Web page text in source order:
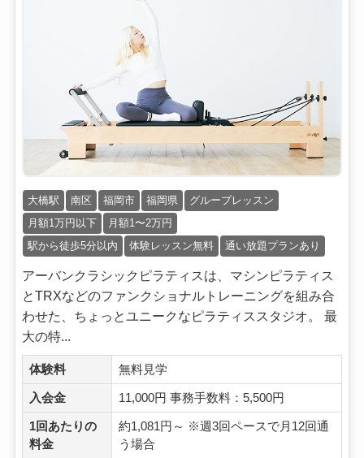
大橋駅 南区 福岡市 福岡県
グループレッスン
月額1万円以下
月額1〜2万円
駅から徒歩5分以内
体験レッスン無料 通い放題プランあり
アーバンクラシックピラティスは、マシンピラティス
とTRXなどのファンクショナルトレーニングを組み合
わせた、ちょっとユニークなピラティススタジオ。 最
大の特...
体験料 無料見学
入会金 11,000円 事務手数料：5,500円
1回あたりの
料金
約1,081円～ ※週3回ペースで月12回通
う場合